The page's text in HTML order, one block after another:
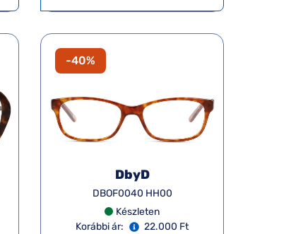
-40%
DbyD
DBOF0040 HH00
Készleten
Korábbi ár:
22.000 Ft